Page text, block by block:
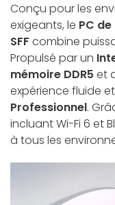
Conçu pour les
exigeants, le PC
SFF combine
Propulsé par un
mémoire DDR5 et
expérience fluide
Professionnel.
incluant Wi-Fi 6 et
à tous les